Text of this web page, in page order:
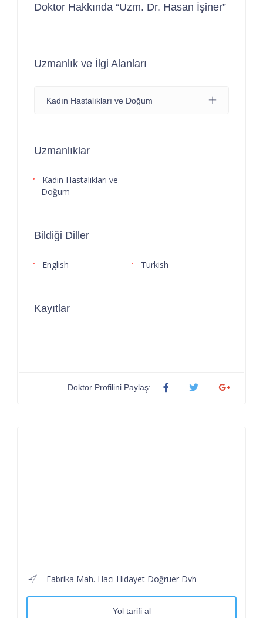
Doktor Hakkında “Uzm. Dr. Hasan İşiner”
Uzmanlık ve İlgi Alanları
Kadın Hastalıkları ve Doğum
Uzmanlıklar
Kadın Hastalıkları ve
Doğum
Bildiği Diller
English Turkish
Kayıtlar
Doktor Profilini Paylaş:
Fabrika Mah. Hacı Hidayet Doğruer Dvh
Yol tarifi al